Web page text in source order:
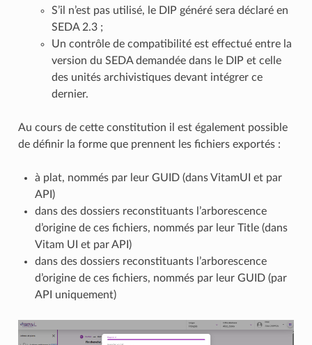
S’il n’est pas utilisé, le DIP généré sera déclaré en
SEDA 2.3 ;
Un contrôle de compatibilité est effectué entre la
version du SEDA demandée dans le DIP et celle
des unités archivistiques devant intégrer ce
dernier.
Au cours de cette constitution il est également possible
de définir la forme que prennent les fichiers exportés :
à plat, nommés par leur GUID (dans VitamUI et par
API)
dans des dossiers reconstituants l’arborescence
d’origine de ces fichiers, nommés par leur Title (dans
Vitam UI et par API)
dans des dossiers reconstituants l’arborescence
d’origine de ces fichiers, nommés par leur GUID (par
API uniquement)